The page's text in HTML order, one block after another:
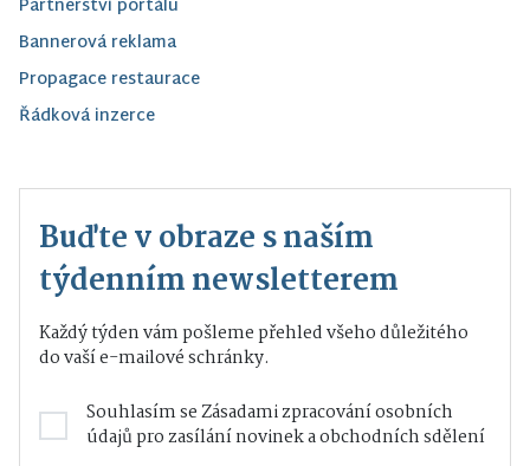
Partnerství portálu
Bannerová reklama
Propagace restaurace
Řádková inzerce
Buďte v obraze s naším
týdenním newsletterem
Každý týden vám pošleme přehled všeho důležitého
do vaší e-mailové schránky.
Souhlasím seZásadami zpracování osobních
údajůpro zasílání novinek a obchodních sdělení